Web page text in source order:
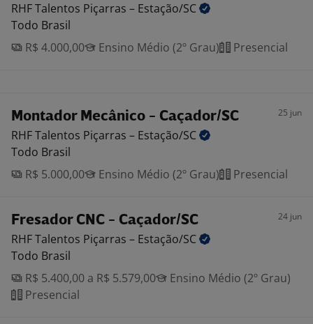
RHF Talentos Piçarras – Estação/SC
Todo Brasil
R$ 4.000,00
Ensino Médio (2º Grau) Presencial
Montador Mecânico - Caçador/SC 25 jun
RHF Talentos Piçarras – Estação/SC
Todo Brasil
R$ 5.000,00
Ensino Médio (2º Grau) Presencial
Fresador CNC - Caçador/SC 24 jun
RHF Talentos Piçarras – Estação/SC
Todo Brasil
R$ 5.400,00 a R$ 5.579,00
Ensino Médio (2º Grau)
Presencial